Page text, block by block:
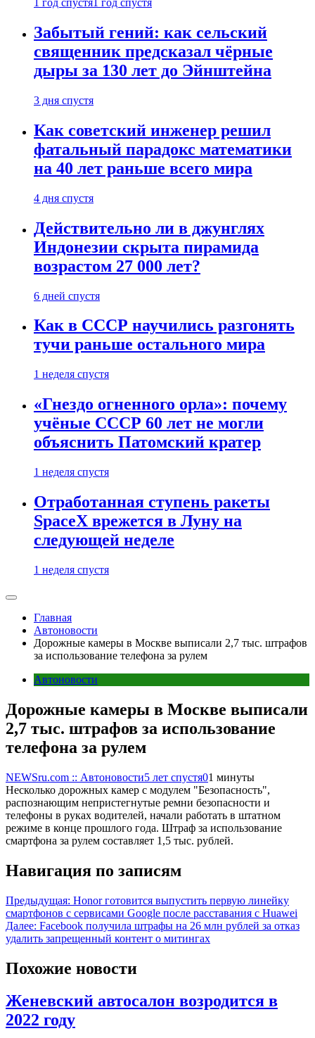
1 год спустя 1 год спустя
Забытый гений: как сельский
священник предсказал чёрные
дыры за 130 лет до Эйнштейна
3 дня спустя
Как советский инженер решил
фатальный парадокс математики
на 40 лет раньше всего мира
4 дня спустя
Действительно ли в джунглях
Индонезии скрыта пирамида
возрастом 27 000 лет?
6 дней спустя
Как в СССР научились разгонять
тучи раньше остального мира
1 неделя спустя
«Гнездо огненного орла»: почему
учёные СССР 60 лет не могли
объяснить Патомский кратер
1 неделя спустя
Отработанная ступень ракеты
SpaceX врежется в Луну на
следующей неделе
1 неделя спустя
Главная
Автоновости
Дорожные камеры в Москве выписали 2,7 тыс. штрафов
за использование телефона за рулем
Автоновости
Дорожные камеры в Москве выписали
2,7 тыс. штрафов за использование
телефона за рулем
NEWSru.com :: Автоновости5 лет спустя01 минуты
Несколько дорожных камер с модулем "Безопасность",
распознающим непристегнутые ремни безопасности и
телефоны в руках водителей, начали работать в штатном
режиме в конце прошлого года. Штраф за использование
смартфона за рулем составляет 1,5 тыс. рублей.
Навигация по записям
Предыдущая: Honor готовится выпустить первую линейку
смартфонов с сервисами Google после расставания с Huawei
Далее: Facebook получила штрафы на 26 млн рублей за отказ
удалить запрещенный контент о митингах
Похожие новости
Женевский автосалон возродится в
2022 году